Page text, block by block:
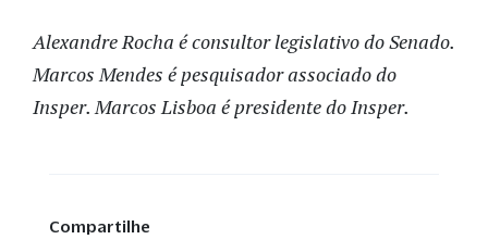
Alexandre Rocha é consultor legislativo do Senado.
Marcos Mendes é pesquisador associado do
Insper. Marcos Lisboa é presidente do Insper.
Compartilhe